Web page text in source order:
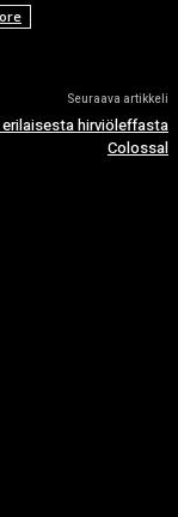
Seuraava artikkeli
hirviöleffasta
Colossal